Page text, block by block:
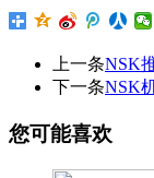
上一条NSK
下一条NSK
您可能喜欢